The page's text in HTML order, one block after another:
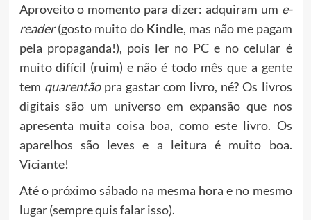
Aproveito o momento para dizer: adquiram um e-
reader(gosto muito do Kindle, mas não me pagam
pela propaganda!), pois ler no PC e no celular é
muito difícil (ruim) e não é todo mês que a gente
tem quarentão pra gastar com livro, né? Os livros
digitais são um universo em expansão que nos
apresenta muita coisa boa, como este livro. Os
aparelhos são leves e a leitura é muito boa.
Viciante!
Até o próximo sábado na mesma hora e no mesmo
lugar (sempre quis falar isso).